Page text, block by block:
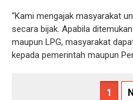
“Kami mengajak masyarakat
secara bijak. Apabila
maupun LPG, masyarakat
kepada pemerintah maupun
1